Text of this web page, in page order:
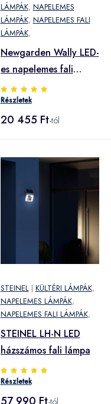
LÁMPÁK, NAPELEMES
LÁMPÁK, NAPELEMES FALI
LÁMPÁK,
Newgarden Wally LED-
es napelemes fali
lámpa, Ø 27 cm
Részletek
20 455 Ft-tól
STEINEL| KÜLTÉRI LÁMPÁK,
NAPELEMES LÁMPÁK,
NAPELEMES FALI LÁMPÁK,
STEINEL LH-N LED
házszámos fali lámpa
Részletek
-tól